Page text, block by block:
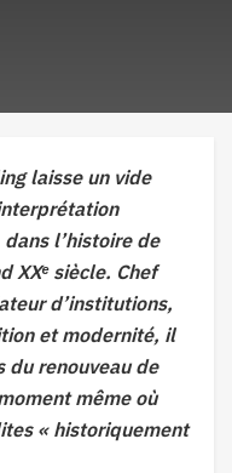
laisse un vide
l’histoire de
XXᵉ siècle. Chef
d’institutions,
et modernité, il
du renouveau de
même où
« historiquement